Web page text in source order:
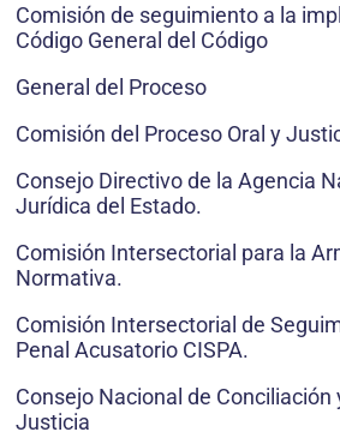
Comisión de seguimiento a la
Código General del Código
General del Proceso
Comisión del Proceso Oral y
Consejo Directivo de la Agencia
Jurídica del Estado.
Comisión Intersectorial para la
Normativa.
Comisión Intersectorial de
Penal Acusatorio CISPA.
Consejo Nacional de Conciliación
Justicia